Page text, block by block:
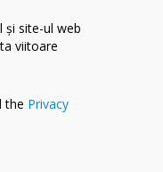
și site-ul web
viitoare
the Privacy